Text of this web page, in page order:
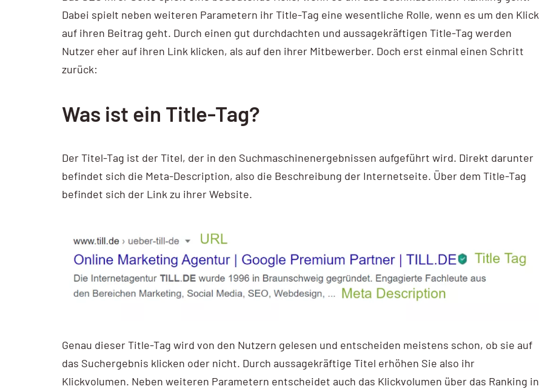
AI / KI Wissen
KI Prompting
Google Data Studio
Dabei spielt neben weiteren Parametern ihr Title-Tag eine wesentliche Rolle, wenn es um den Klick
auf ihren Beitrag geht. Durch einen gut durchdachten und aussagekräftigen Title-Tag werden
Nutzer eher auf ihren Link klicken, als auf den ihrer Mitbewerber. Doch erst einmal einen Schritt
zurück:
Was ist ein Title-Tag?
Der Titel-Tag ist der Titel, der in den Suchmaschinenergebnissen aufgeführt wird. Direkt darunter
befindet sich die Meta-Description, also die Beschreibung der Internetseite. Über dem Title-Tag
befindet sich der Link zu ihrer Website.
Genau dieser Title-Tag wird von den Nutzern gelesen und entscheiden meistens schon, ob sie auf
das Suchergebnis klicken oder nicht. Durch aussagekräftige Titel erhöhen Sie also ihr
Klickvolumen. Neben weiteren Parametern entscheidet auch das Klickvolumen über das Ranking in